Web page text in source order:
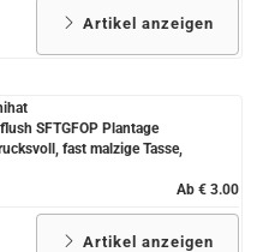
Artikel anzeigen
SFTGFOP Plantage
fast malzige Tasse,
Ab € 3.00
Artikel anzeigen